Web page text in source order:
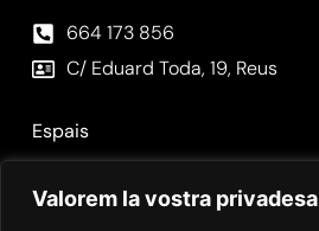
Valorem la vostra privadesa
Espais
664 173 856⁣
C/ Eduard Toda, 19, Reus